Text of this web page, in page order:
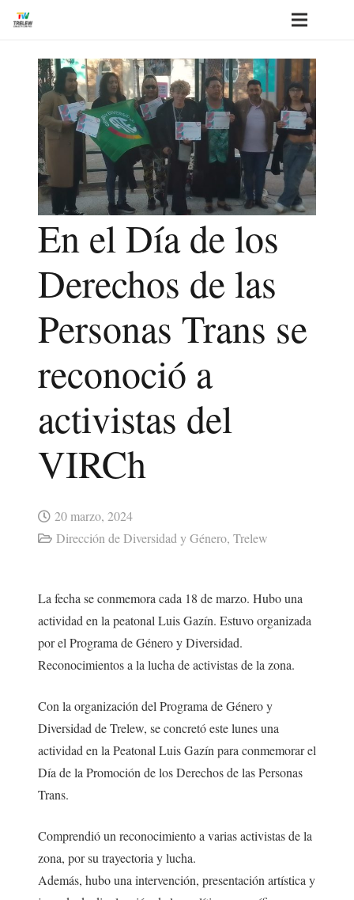
En el Día de los
Derechos de las
Personas Trans se
reconoció a
activistas del
VIRCh
20 marzo, 2024
Dirección de Diversidad y Género, Trelew
La fecha se conmemora cada 18 de marzo. Hubo una
actividad en la peatonal Luis Gazín. Estuvo organizada
por el Programa de Género y Diversidad.
Reconocimientos a la lucha de activistas de la zona.
Con la organización del Programa de Género y
Diversidad de Trelew, se concretó este lunes una
actividad en la Peatonal Luis Gazín para conmemorar el
Día de la Promoción de los Derechos de las Personas
Trans.
Comprendió un reconocimiento a varias activistas de la
zona, por su trayectoria y lucha.
Además, hubo una intervención, presentación artística y